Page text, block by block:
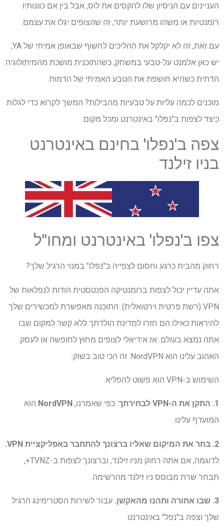
העניינים עם הניסיון שלו להקסים את לוס, אבל בין אם כוונותיו
רומנטיות או משהו מרושעת יותר, זה שהצופים יגלו את עצמם.
עם זאת, זה לא יקלקל את ההליכים לחשוף שבאופן אמיתי של YA,
יש כאן אלמנט על-טבעי במשחק, כשהתוכנית מושכת מהמיתולוגיה
הדתית כשהיא חושפת את הטבע האמיתי של הדמות.
מוכנים לכמה עליות על טבעיות מהבילות? המשך לקרוא כדי לגלות
כיצד לצפות ב"נפלו" באינטרנט ומכל מקום.
צפה ב'נפלו' בחינם באינטרנט
בניו זילנד
צפו ב'נפלו' באינטרנט ומחו"ל
רחוק מהבית כרגע וחסום לצפייה ב"נפלו" במנוי הרגיל שלך?
אתה עדיין יכול לצפות ברומנטיקה הפנטסטית הודות לנפלאות של
VPN (רשת פרטית וירטואלית). התוכנה מאפשרת למכשירים שלך
להיראות כאילו הם חזרו למדינת הולדתך ללא קשר למקום שבו
אתה נמצא בעולם. אז אידיאלי לצופים מחוץ לחופשה או לעסק.
האהוב עלינו הוא NordVPN. זה הכי טוב בשוק:
השימוש ב-VPN הוא פשוט להפליא.
1. התקן את ה-VPN לבחירתך . כפי שאמרנו, NordVPN הוא
המועדף עלינו.
2. בחר את המיקום שאליו ברצונך להתחבר באפליקציית VPN.
לדוגמה, אם אתה רחוק מניו זילנד, וברצונך לצפות ב-TVNZ+,
תבחר שרת מבוסס ניו זילנד מהרשימה.
3. שבו אחורה ותהנו מהאקשן.
עבור לשירות הסטרימינג הרגיל
שלך וצפה ב"נפל" באינטרנט.